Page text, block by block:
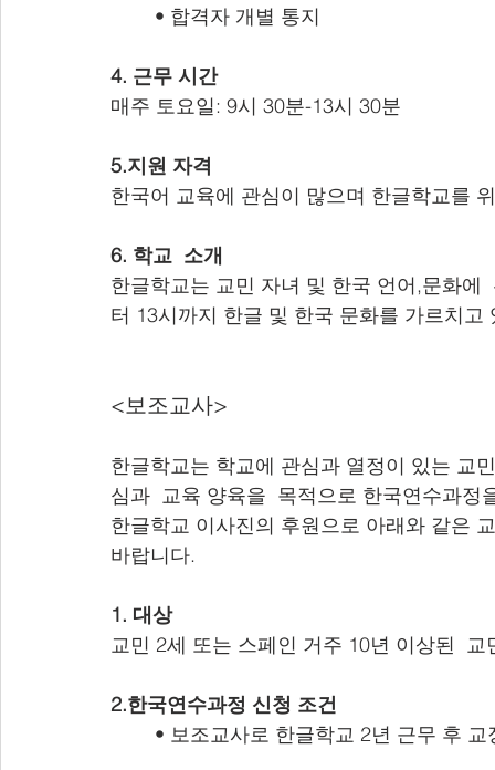
	• 합격자 개별 통지
4. 근무 시간
매주 토요일: 9시 30분-13시 30분
5.지원 자격
한국어 교육에 관심이 많으며 한글학교를
6. 학교  소개
한글학교는 교민 자녀 및 한국 언어,문화
터 13시까지 한글 및 한국 문화를 가르치고
<보조교사>
한글학교는 학교에 관심과 열정이 있는 교
심과  교육 양육을  목적으로 한국연수과
한글학교 이사진의 후원으로 아래와 같은
바랍니다.
1. 대상
교민 2세 또는 스페인 거주 10년 이상된  교
2.한국연수과정 신청 조건
• 보조교사로 한글학교 2년 근무 후